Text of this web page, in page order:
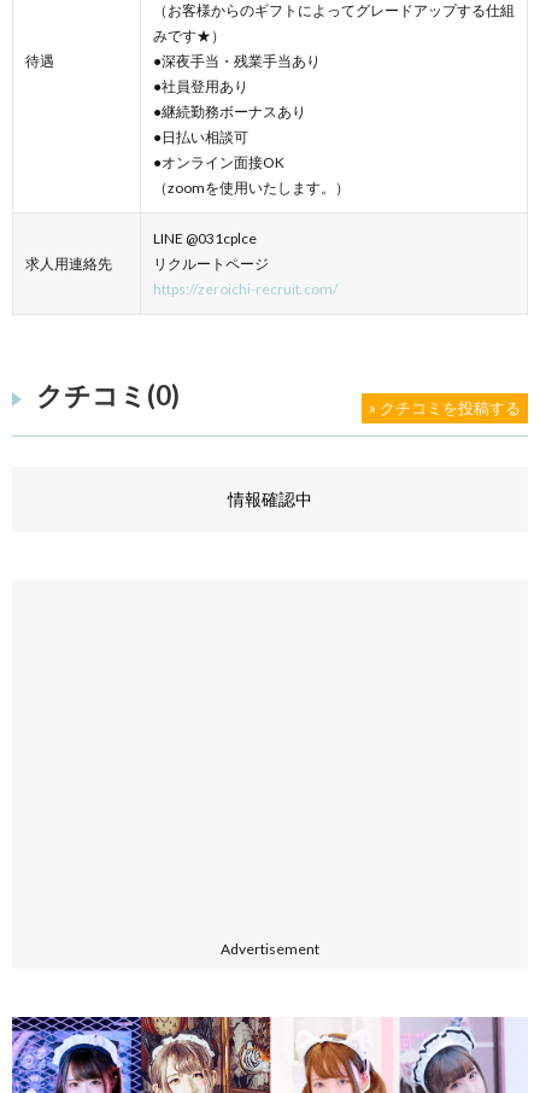
待遇
（お客様からのギフトによってグレードアップする仕組
みです★）
●深夜手当・残業手当あり
●社員登用あり
●継続勤務ボーナスあり
●日払い相談可
●オンライン面接OK
（zoomを使用いたします。）
求人用連絡先
LINE @031cplce
リクルートページ
https://zeroichi-recruit.com/
クチコミ(0) » クチコミを投稿する
情報確認中
Advertisement